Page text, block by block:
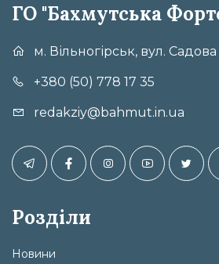
ГО "Бахмутська
м. Вільногірськ, вул. Садова
+380 (50) 778 17 35
redakziy@bahmut.in.ua
Розділи
Новини